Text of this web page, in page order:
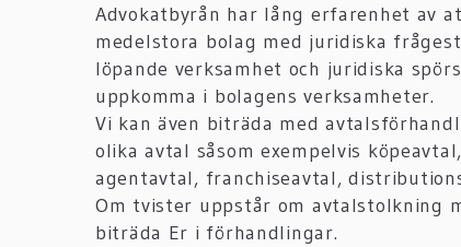
Advokatbyrån har lång erfarenhet av
medelstora bolag med juridiska
löpande verksamhet och juridiska
uppkomma i bolagens verksamheter.
Vi kan även biträda med
olika avtal såsom exempelvis
agentavtal, franchiseavtal,
Om tvister uppstår om avtalstolkning
biträda Er i förhandlingar.